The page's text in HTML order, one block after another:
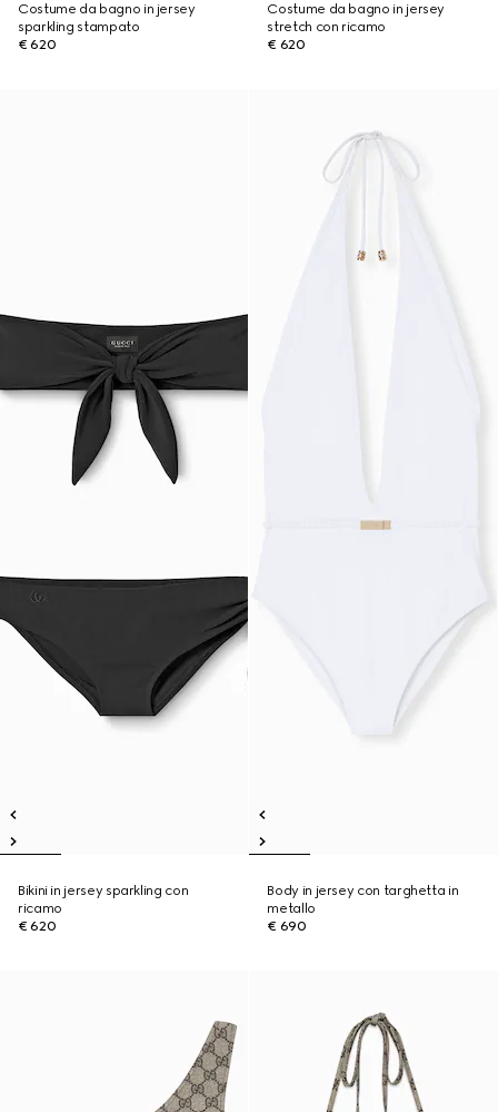
Costume da bagno in jersey
sparkling stampato
€ 620
Costume da bagno in jersey
stretch con ricamo
€ 620
Bikini in jersey sparkling con
ricamo
€ 620
Body in jersey con targhetta in
metallo
€ 690